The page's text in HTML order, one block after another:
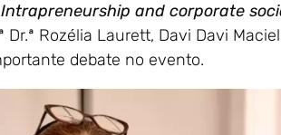
Intrapreneurship and corporate
Rozélia Laurett, Davi Davi
debate no evento.